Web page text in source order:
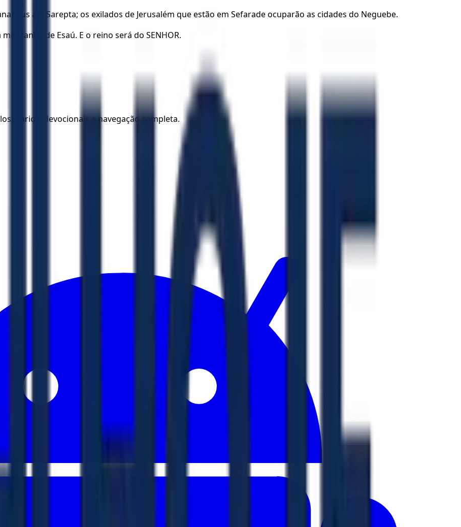
até Sarepta; os exilados de Jerusalém que estão em Sefarade ocuparão as cidades do Neguebe.
de Esaú. E o reino será do SENHOR.
diários, devocionais e navegação completa.